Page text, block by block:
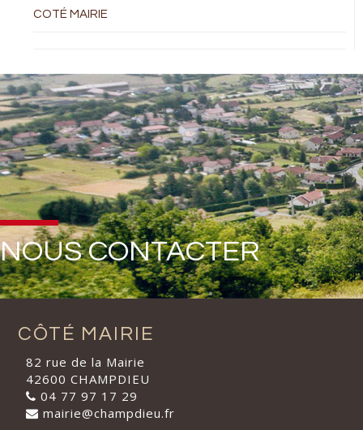
COTÉ MAIRIE
NOUS CONTACTER
CÔTÉ MAIRIE
82 rue de la Mairie
42600 CHAMPDIEU
04 77 97 17 29
mairie@champdieu.fr